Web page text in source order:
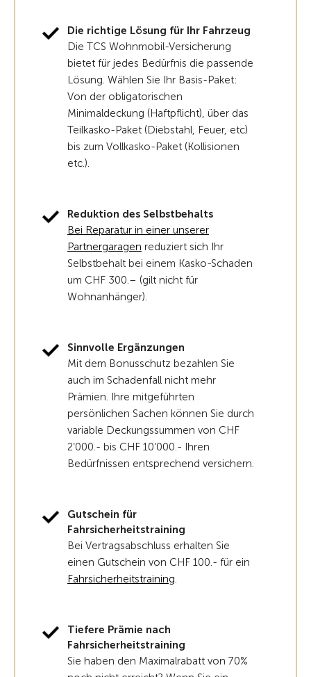
Die richtige Lösung für Ihr Fahrzeug
Die TCS Wohnmobil-Versicherung
bietet für jedes Bedürfnis die passende
Lösung. Wählen Sie Ihr Basis-Paket:
Von der obligatorischen
Minimaldeckung (Haftpflicht), über das
Teilkasko-Paket (Diebstahl, Feuer, etc)
bis zum Vollkasko-Paket (Kollisionen
etc.).
Reduktion des Selbstbehalts
Bei Reparatur in einer unserer
Partnergaragen reduziert sich Ihr
Selbstbehalt bei einem Kasko-Schaden
um CHF 300.– (gilt nicht für
Wohnanhänger).
Sinnvolle Ergänzungen
Mit dem Bonusschutz bezahlen Sie
auch im Schadenfall nicht mehr
Prämien. Ihre mitgeführten
persönlichen Sachen können Sie durch
variable Deckungssummen von CHF
2‘000.- bis CHF 10‘000.- Ihren
Bedürfnissen entsprechend versichern.
Gutschein für
Fahrsicherheitstraining
Bei Vertragsabschluss erhalten Sie
einen Gutschein von CHF 100.- für ein
Fahrsicherheitstraining.
Tiefere Prämie nach
Fahrsicherheitstraining
Sie haben den Maximalrabatt von 70%